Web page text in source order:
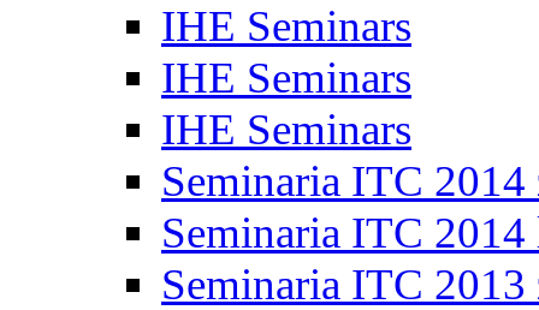
IHE Seminars
IHE Seminars
IHE Seminars
Seminaria ITC 2014
Seminaria ITC 2014
Seminaria ITC 2013